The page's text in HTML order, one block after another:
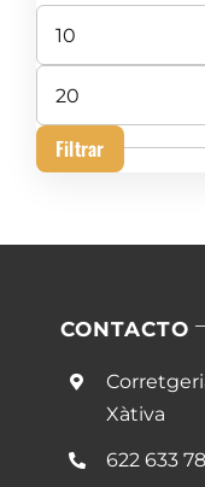
Precio
mínimo
Precio
máximo
Filtrar
CONTACTO
Xàtiva
622 633